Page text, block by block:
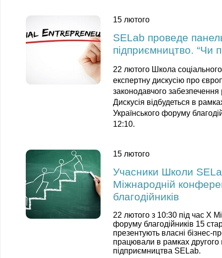
15 лютого
SELab проведе
підприємництво. “Чи
22 лютого Школа
експертну дискусію про
законодавчого
Дискусія відбудеться в
Українського форуму
12:10.
15 лютого
Учасники Школи
Міжнародній
благодійників
22 лютого з 10:30 під час Х
форуму благодійників 15
презентують власні бізнес-
працювали в рамках
підприємництва SELab.